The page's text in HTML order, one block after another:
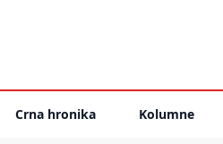
Crna hronika Kolumne